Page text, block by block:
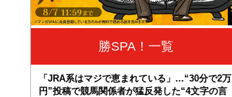
勝SPA！一覧
「JRA系はマジで恵まれている」…“30分で2万
円”投稿で競馬関係者が猛反発した“4文字の言